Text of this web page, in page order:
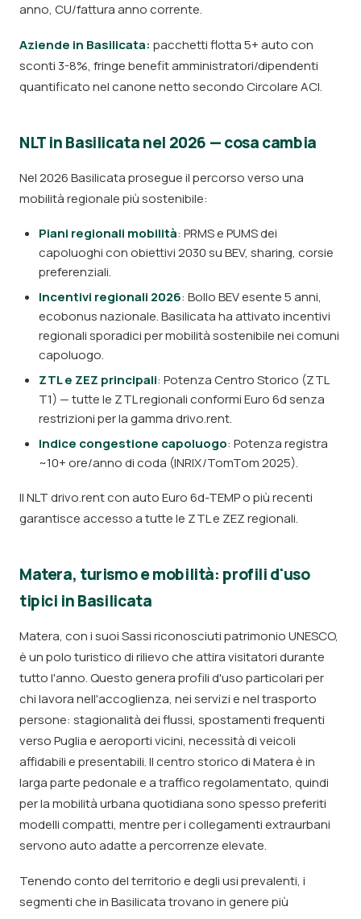
anno, CU/fattura anno corrente.
Aziende in Basilicata: pacchetti flotta 5+ auto con
sconti 3-8%, fringe benefit amministratori/dipendenti
quantificato nel canone netto secondo Circolare ACI.
NLT in Basilicata nel 2026 — cosa cambia
Nel 2026 Basilicata prosegue il percorso verso una
mobilità regionale più sostenibile:
Piani regionali mobilità: PRMS e PUMS dei
capoluoghi con obiettivi 2030 su BEV, sharing, corsie
preferenziali.
Incentivi regionali 2026: Bollo BEV esente 5 anni,
ecobonus nazionale. Basilicata ha attivato incentivi
regionali sporadici per mobilità sostenibile nei comuni
capoluogo.
ZTL e ZEZ principali: Potenza Centro Storico (ZTL
T1) — tutte le ZTL regionali conformi Euro 6d senza
restrizioni per la gamma drivo.rent.
Indice congestione capoluogo: Potenza registra
~10+ ore/anno di coda (INRIX/TomTom 2025).
Il NLT drivo.rent con auto Euro 6d-TEMP o più recenti
garantisce accesso a tutte le ZTL e ZEZ regionali.
Matera, turismo e mobilità: profili d'uso
tipici in Basilicata
Matera, con i suoi Sassi riconosciuti patrimonio UNESCO,
è un polo turistico di rilievo che attira visitatori durante
tutto l'anno. Questo genera profili d'uso particolari per
chi lavora nell'accoglienza, nei servizi e nel trasporto
persone: stagionalità dei flussi, spostamenti frequenti
verso Puglia e aeroporti vicini, necessità di veicoli
affidabili e presentabili. Il centro storico di Matera è in
larga parte pedonale e a traffico regolamentato, quindi
per la mobilità urbana quotidiana sono spesso preferiti
modelli compatti, mentre per i collegamenti extraurbani
servono auto adatte a percorrenze elevate.
Tenendo conto del territorio e degli usi prevalenti, i
segmenti che in Basilicata trovano in genere più